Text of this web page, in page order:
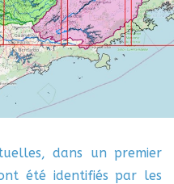
dans un premier
été identifiés par les